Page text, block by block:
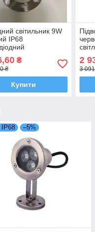
світильник 9W
IP68
Premium
₴
₴
Купити
2
3
IP68 –5%